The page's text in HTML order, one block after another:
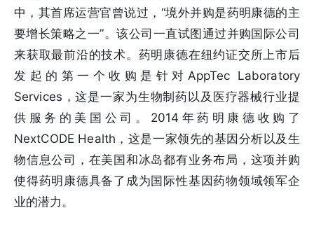
中，其首席运营官曾说过，“境外并购是药明康德的主
要增长策略之一”。该公司一直试图通过并购国际公司
来获取最前沿的技术。药明康德在纽约证交所上市后
发起的第一个收购是针对AppTec Laboratory
Services，这是一家为生物制药以及医疗器械行业提
供服务的美国公司。2014年药明康德收购了
NextCODE Health，这是一家领先的基因分析以及生
物信息公司，在美国和冰岛都有业务布局，这项并购
使得药明康德具备了成为国际性基因药物领域领军企
业的潜力。